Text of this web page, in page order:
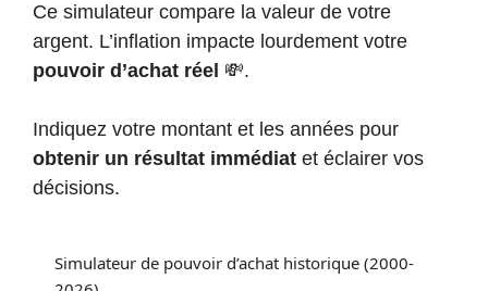
Ce simulateur compare la valeur de votre
argent. L’inflation impacte lourdement votre
pouvoir d’achat réel 💸.
Indiquez votre montant et les années pour
obtenir un résultat immédiat et éclairer vos
décisions.
Simulateur de pouvoir d’achat historique (2000-